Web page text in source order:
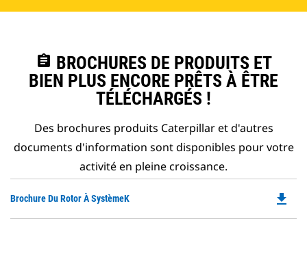
assignment BROCHURES DE PRODUITS ET
BIEN PLUS ENCORE PRÊTS À ÊTRE
TÉLÉCHARGÉS !
Des brochures produits Caterpillar et d'autres
documents d'information sont disponibles pour votre
activité en pleine croissance.
Brochure Du Rotor À SystèmeK file_download